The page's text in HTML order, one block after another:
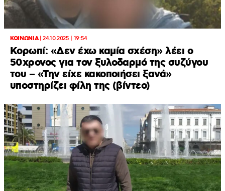
ΚΟΙΝΩΝΙΑ|24.10.2025 | 19:54
Κορωπί: «Δεν έχω καμία σχέση» λέει ο
50χρονος για τον ξυλοδαρμό της συζύγου
του – «Την είχε κακοποιήσει ξανά»
υποστηρίζει φίλη της (βίντεο)